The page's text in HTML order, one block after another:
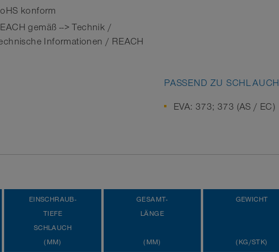
konform
gemäß --> Technik /
Informationen / REACH
PASSEND ZU SCHLAUCH
EVA: 373; 373 (AS / EC)
EINSCHRAUB-
TIEFE
SCHLAUCH
(MM)
GESAMT-
LÄNGE
(MM)
GEWICHT
(KG/STK)